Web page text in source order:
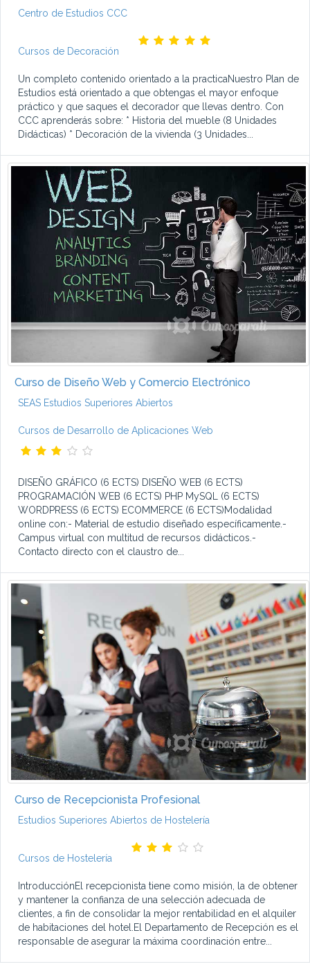
Centro de Estudios CCC
Cursos de Decoración
Un completo contenido orientado a la practicaNuestro Plan de
Estudios está orientado a que obtengas el mayor enfoque
práctico y que saques el decorador que llevas dentro. Con
CCC aprenderás sobre: * Historia del mueble (8 Unidades
Didácticas) * Decoración de la vivienda (3 Unidades...
Curso de Diseño Web y Comercio Electrónico
SEAS Estudios Superiores Abiertos
Cursos de Desarrollo de Aplicaciones Web
DISEÑO GRÁFICO (6 ECTS) DISEÑO WEB (6 ECTS)
PROGRAMACIÓN WEB (6 ECTS) PHP MySQL (6 ECTS)
WORDPRESS (6 ECTS) ECOMMERCE (6 ECTS)Modalidad
online con:- Material de estudio diseñado específicamente.-
Campus virtual con multitud de recursos didácticos.-
Contacto directo con el claustro de...
Curso de Recepcionista Profesional
Estudios Superiores Abiertos de Hostelería
Cursos de Hostelería
IntroducciónEl recepcionista tiene como misión, la de obtener
y mantener la confianza de una selección adecuada de
clientes, a fin de consolidar la mejor rentabilidad en el alquiler
de habitaciones del hotel.El Departamento de Recepción es el
responsable de asegurar la máxima coordinación entre...